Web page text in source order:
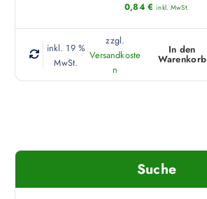
0,84 € inkl. MwSt.
inkl. 19 %
MwSt.
zzgl.
Versandkoste
n
In den
Warenkorb
Suche